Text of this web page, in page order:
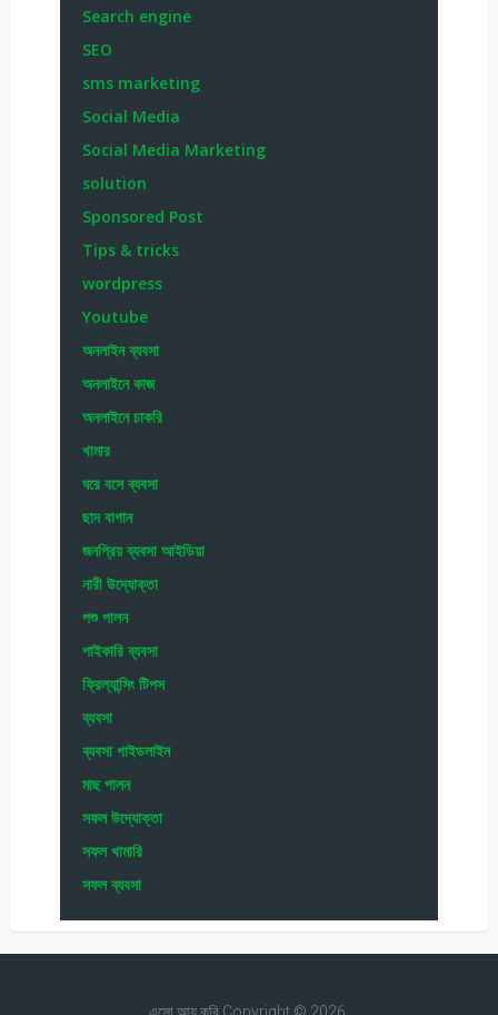
Search engine
SEO
sms marketing
Social Media
Social Media Marketing
solution
Sponsored Post
Tips & tricks
wordpress
Youtube
অনলাইন ব্যবসা
অনলাইনে কাজ
অনলাইনে চাকরি
খামার
ঘরে বসে ব্যবসা
ছাদ বাগান
জনপ্রিয় ব্যবসা আইডিয়া
নারী উদ্যোক্তা
পশু পালন
পাইকারি ব্যবসা
ফ্রিল্যান্সিং টিপস
ব্যবসা
ব্যবসা গাইডলাইন
মাছ পালন
সফল উদ্যোক্তা
সফল খামারি
সফল ব্যবসা